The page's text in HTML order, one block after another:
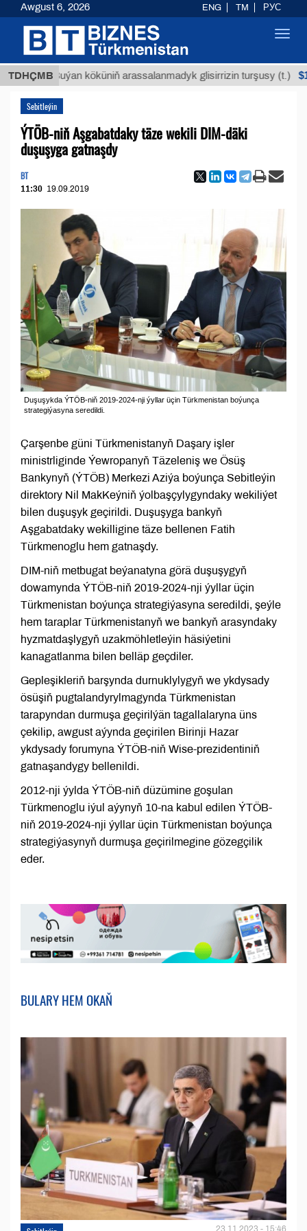
TDHÇMB
Buýan köküniň arassalanmadyk glisirrizin turşusy (t.)
Sebitleýin
ÝTÖB-niň Aşgabatdaky täze wekili DIM-däki
duşuşyga gatnaşdy
BT
11:30 19.09.2019
Duşuşykda ÝTÖB-niň 2019-2024-nji ýyllar üçin Türkmenistan boýunça
strategiýasyna seredildi.
Çarşenbe güni Türkmenistanyň Daşary işler
ministrliginde Ýewropanyň Täzeleniş we Ösüş
Bankynyň (ÝTÖB) Merkezi Aziýa boýunça Sebitleýin
direktory Nil MakKeýniň ýolbaşçylygyndaky wekiliýet
bilen duşuşyk geçirildi. Duşuşyga bankyň
Aşgabatdaky wekilligine täze bellenen Fatih
Türkmenoglu hem gatnaşdy.
DIM-niň metbugat beýanatyna görä duşuşygyň
dowamynda ÝTÖB-niň 2019-2024-nji ýyllar üçin
Türkmenistan boýunça strategiýasyna seredildi, şeýle
hem taraplar Türkmenistanyň we bankyň arasyndaky
hyzmatdaşlygyň uzakmöhletleýin häsiýetini
kanagatlanma bilen belläp geçdiler.
Gepleşikleriň barşynda durnuklylygyň we ykdysady
ösüşiň pugtalandyrylmagynda Türkmenistan
tarapyndan durmuşa geçirilýän tagallalaryna üns
çekilip, awgust aýynda geçirilen Birinji Hazar
ykdysady forumyna ÝTÖB-niň Wise-prezidentiniň
gatnaşandygy bellenildi.
2012-nji ýylda ÝTÖB-niň düzümine goşulan
Türkmenoglu iýul aýynyň 10-na kabul edilen ÝTÖB-
niň 2019-2024-nji ýyllar üçin Türkmenistan boýunça
strategiýasynyň durmuşa geçirilmegine gözegçilik
eder.
BULARY HEM OKAŇ
23.11.2023 - 15:46
Awgust 6, 2026 ENG TM РУС